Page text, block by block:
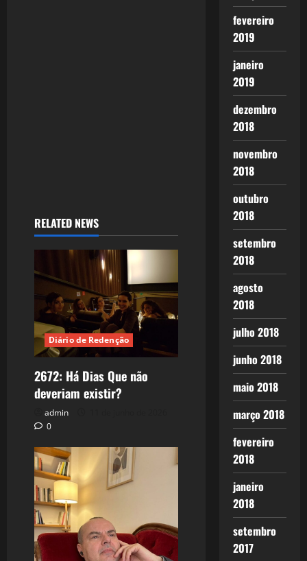
RELATED NEWS
Diário de Redenção
2672: Há Dias Que não
deveriam existir?
admin
0
fevereiro
2019
janeiro
2019
dezembro
2018
novembro
2018
outubro
2018
setembro
2018
agosto
2018
julho 2018
junho 2018
maio 2018
março 2018
fevereiro
2018
janeiro
2018
setembro
2017